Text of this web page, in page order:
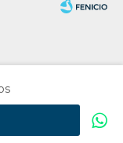
Fenicio